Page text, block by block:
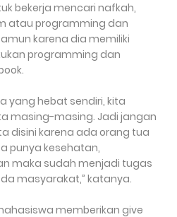
bekerja mencari nafkah,
atau programming dan
karena dia memiliki
programming dan
yang hebat sendiri, kita
masing-masing. Jadi jangan
disini karena ada orang tua
punya kesehatan,
maka sudah menjadi tugas
masyarakat,” katanya.
memberikan give